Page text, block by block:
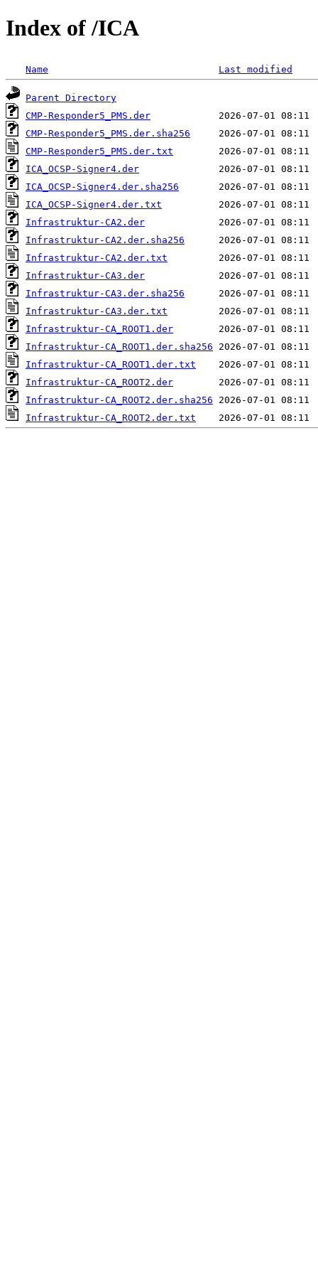
Index of /ICA
Name Last modified
Parent Directory
CMP-Responder5_PMS.der
CMP-Responder5_PMS.der.sha256
CMP-Responder5_PMS.der.txt
ICA_OCSP-Signer4.der
ICA_OCSP-Signer4.der.sha256
ICA_OCSP-Signer4.der.txt
Infrastruktur-CA2.der
Infrastruktur-CA2.der.sha256
Infrastruktur-CA2.der.txt
Infrastruktur-CA3.der
Infrastruktur-CA3.der.sha256
Infrastruktur-CA3.der.txt
Infrastruktur-CA_ROOT1.der
Infrastruktur-CA_ROOT1.der.sha256
Infrastruktur-CA_ROOT1.der.txt
Infrastruktur-CA_ROOT2.der
Infrastruktur-CA_ROOT2.der.sha256
Infrastruktur-CA_ROOT2.der.txt